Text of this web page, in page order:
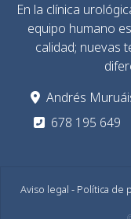
En la clínica
equipo humano
calidad; nuevas
Andrés
678 195 649
Aviso legal - Política de